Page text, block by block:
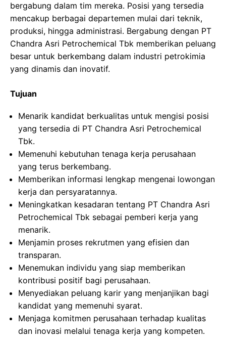
bergabung dalam tim mereka. Posisi yang tersedia
mencakup berbagai departemen mulai dari teknik,
produksi, hingga administrasi. Bergabung dengan PT
Chandra Asri Petrochemical Tbk memberikan peluang
besar untuk berkembang dalam industri petrokimia
yang dinamis dan inovatif.
Tujuan
Menarik kandidat berkualitas untuk mengisi posisi
yang tersedia di PT Chandra Asri Petrochemical
Tbk.
Memenuhi kebutuhan tenaga kerja perusahaan
yang terus berkembang.
Memberikan informasi lengkap mengenai lowongan
kerja dan persyaratannya.
Meningkatkan kesadaran tentang PT Chandra Asri
Petrochemical Tbk sebagai pemberi kerja yang
menarik.
Menjamin proses rekrutmen yang efisien dan
transparan.
Menemukan individu yang siap memberikan
kontribusi positif bagi perusahaan.
Menyediakan peluang karir yang menjanjikan bagi
kandidat yang memenuhi syarat.
Menjaga komitmen perusahaan terhadap kualitas
dan inovasi melalui tenaga kerja yang kompeten.